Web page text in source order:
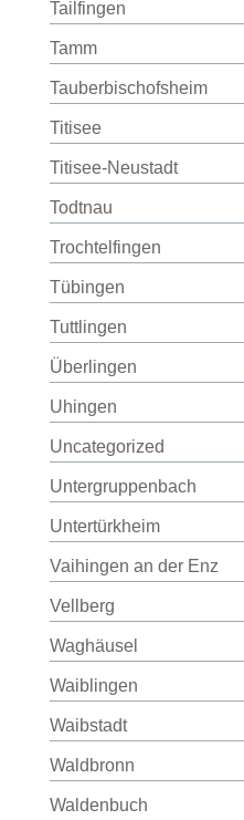
Tailfingen
Tamm
Tauberbischofsheim
Titisee
Titisee-Neustadt
Todtnau
Trochtelfingen
Tübingen
Tuttlingen
Überlingen
Uhingen
Uncategorized
Untergruppenbach
Untertürkheim
Vaihingen an der Enz
Vellberg
Waghäusel
Waiblingen
Waibstadt
Waldbronn
Waldenbuch